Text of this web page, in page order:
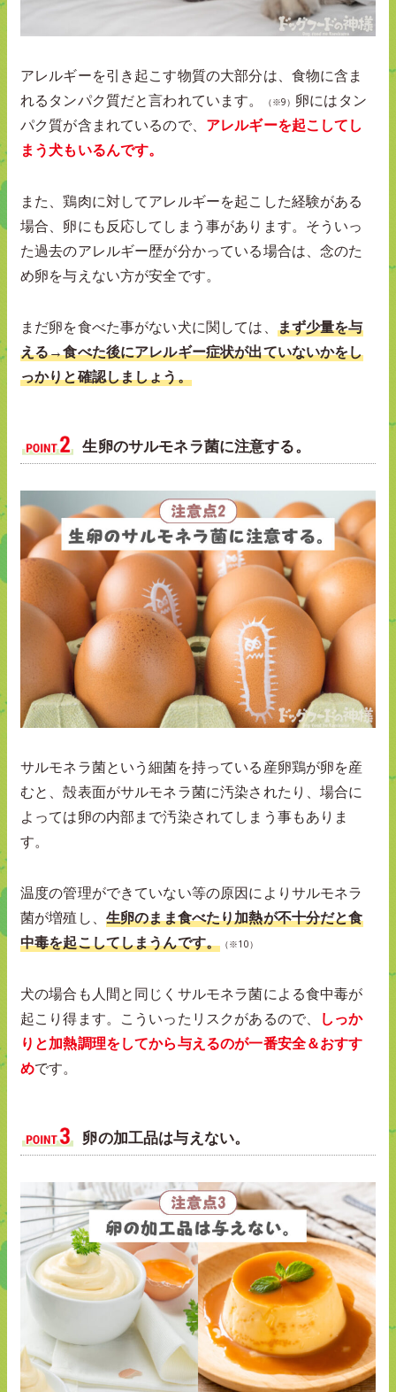
アレルギーを引き起こす物質の大部分は、食物に含ま
れるタンパク質だと言われています。
（※9） 卵にはタン
パク質が含まれているので、 アレルギーを起こしてし
まう犬もいるんです。
また、鶏肉に対してアレルギーを起こした経験がある
場合、卵にも反応してしまう事があります。そういっ
た過去のアレルギー歴が分かっている場合は、念のた
め卵を与えない方が安全です。
まだ卵を食べた事がない犬に関しては、 まず少量を与
える→食べた後にアレルギー症状が出ていないかをし
っかりと確認しましょう。
生卵のサルモネラ菌に注意する。
サルモネラ菌という細菌を持っている産卵鶏が卵を産
むと、殻表面がサルモネラ菌に汚染されたり、場合に
よっては卵の内部まで汚染されてしまう事もありま
す。
温度の管理ができていない等の原因によりサルモネラ
菌が増殖し、 生卵のまま食べたり加熱が不十分だと食
中毒を起こしてしまうんです。 （※10）
犬の場合も人間と同じくサルモネラ菌による食中毒が
起こり得ます。こういったリスクがあるので、
しっか
りと加熱調理をしてから与えるのが一番安全＆おすす
めです。
卵の加工品は与えない。